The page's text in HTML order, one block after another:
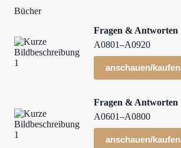
Bücher
Fragen & Antworten
A0801–A0920
anschauen/kaufen
Fragen & Antworten
A0601–A0800
anschauen/kaufen